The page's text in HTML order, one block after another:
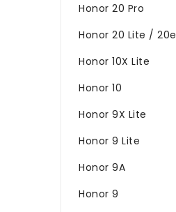
Honor 20 Pro
Honor 20 Lite / 20e
Honor 10X Lite
Honor 10
Honor 9X Lite
Honor 9 Lite
Honor 9A
Honor 9